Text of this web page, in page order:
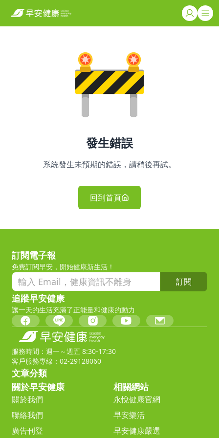
發生錯誤
系統發生未預期的錯誤，請稍後再試。
回到首頁
訂閱電子報
免費訂閱早安，開始健康新生活！
訂閱
追蹤早安健康
讓一天的生活充滿了正能量和健康的動力
服務時間：週一～週五 8:30-17:30
客戶服務專線：02-29128060
文章分類
關於早安健康
關於我們
聯絡我們
廣告刊登
相關網站
永悅健康官網
早安樂活
早安健康嚴選